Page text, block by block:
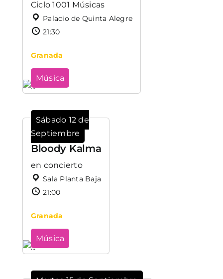
Ciclo 1001 Músicas
Palacio de Quinta Alegre
21:30
Granada
Música
Sábado 12 de
Septiembre
Bloody Kalma
en concierto
Sala Planta Baja
21:00
Granada
Música